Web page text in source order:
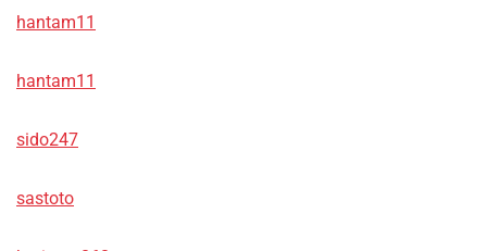
hantam11
hantam11
sido247
sastoto